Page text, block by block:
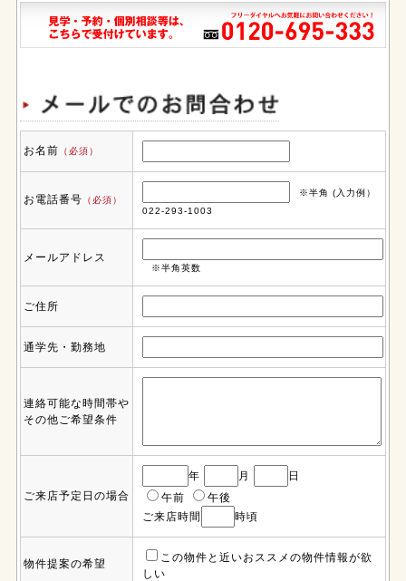
お名前 （必須）
お電話番号 （必須）
※半角 (入力例）
022-293-1003
メールアドレス
※半角英数
ご住所
通学先・勤務地
連絡可能な時間帯や
その他ご希望条件
ご来店予定日の場合
年 月
日
午前
午後
ご来店時間
時頃
物件提案の希望
この物件と近いおススメの物件情報が欲
しい